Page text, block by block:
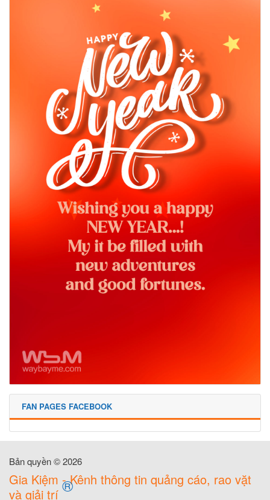
FAN PAGES FACEBOOK
Bản quyền © 2026
Gia Kiệm - Kênh thông tin quảng cáo, rao vặt
và giải trí ®